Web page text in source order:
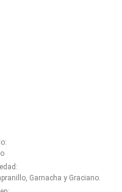
Garnacha y Graciano.